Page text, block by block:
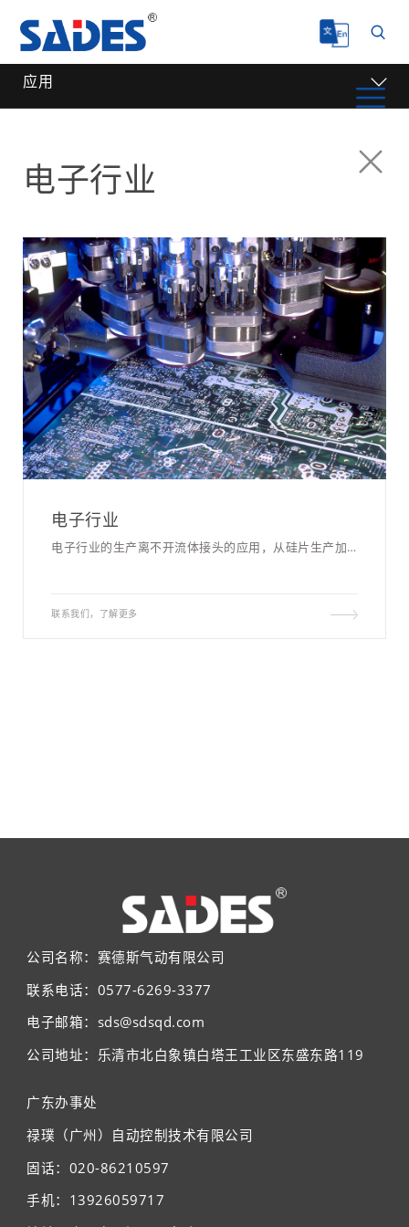
应用
电子行业
电子行业
电子行业的生产离不开流体接头的应用，从硅片生产加工到元器件组装测试，赛德斯都能为行业内企业提供优秀的产品，为电子行业的发展贡献一份力!
联系我们，了解更多
公司名称：赛德斯气动有限公司
联系电话：0577-6269-3377
电子邮箱：sds@sdsqd.com
公司地址：乐清市北白象镇白塔王工业区东盛东路119
广东办事处
禄璞（广州）自动控制技术有限公司
固话：020-86210597
手机：13926059717